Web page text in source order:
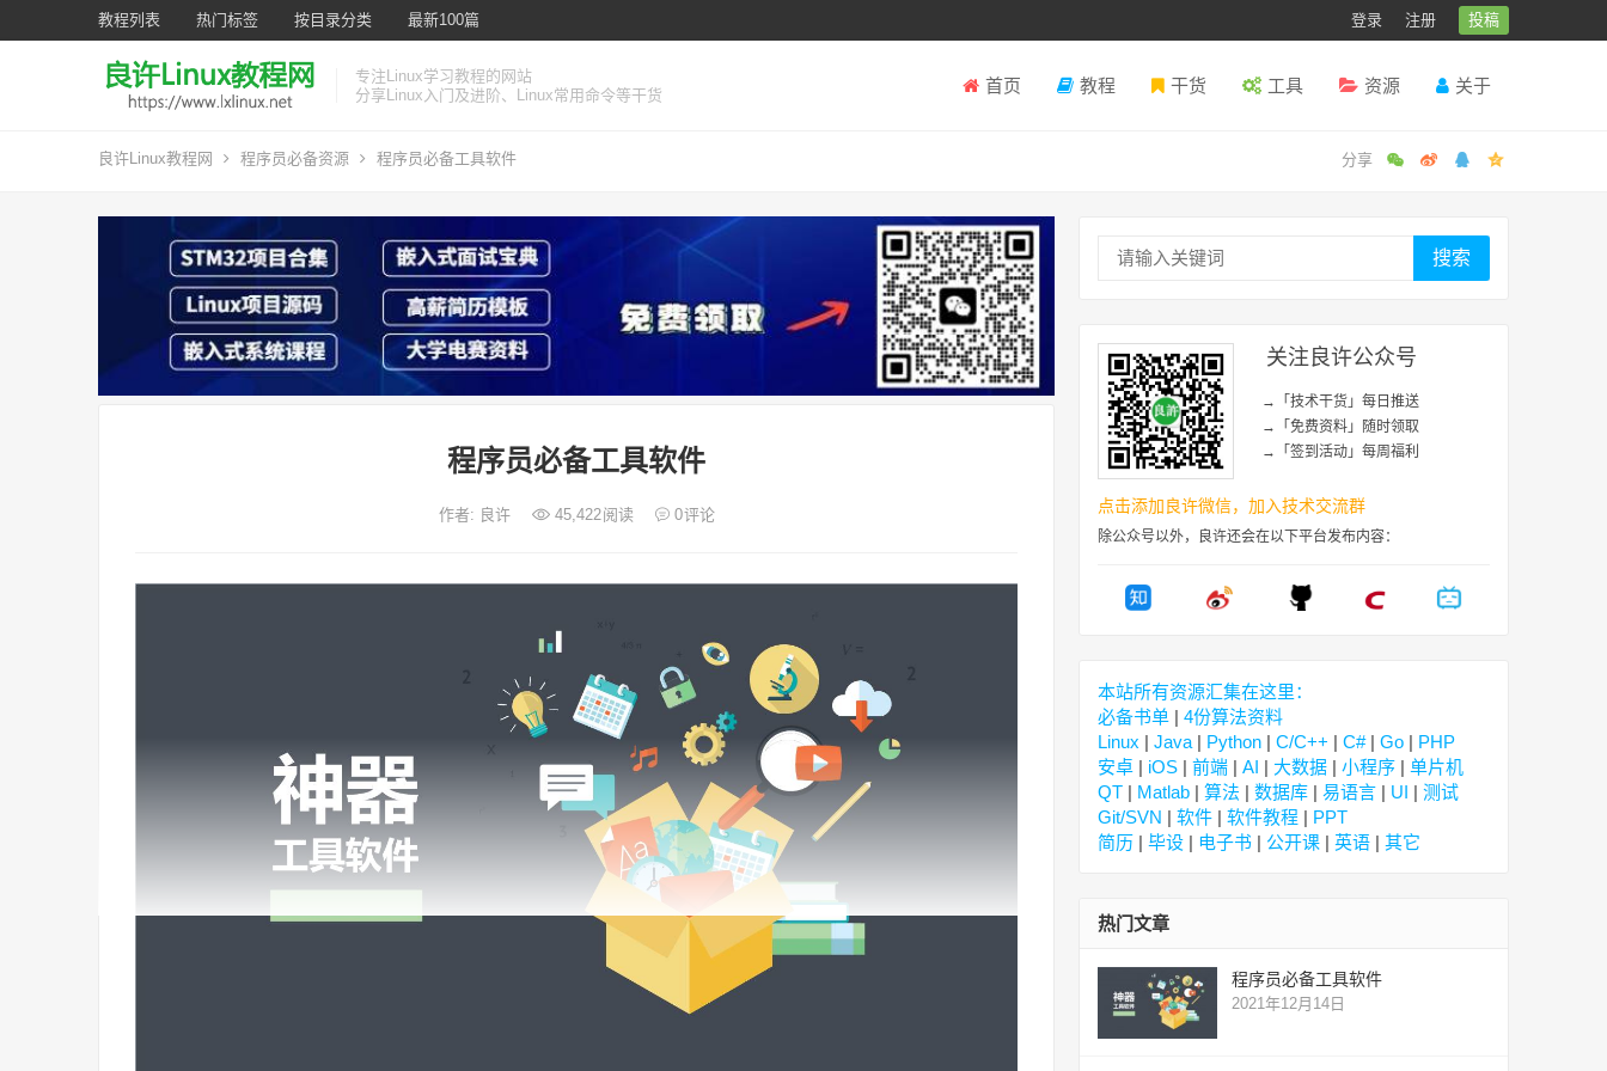
教程列表 热门标签 按目录分类 最新100篇 登录 注册 投稿
专注Linux学习教程的网站
分享Linux入门及进阶、Linux常用命令等干货
首页 教程 干货 工具 资源 关于
良许Linux教程网 程序员必备资源 程序员必备工具软件
程序员必备工具软件
作者: 良许 45,422阅读 0评论
搜索
关注良许公众号
→「技术干货」每日推送
→「免费资料」随时领取
→「签到活动」每周福利
点击添加良许微信，加入技术交流群
除公众号以外，良许还会在以下平台发布内容：
本站所有资源汇集在这里：
必备书单 | 4份算法资料
Linux | Java | Python | C/C++ | C#| Go | PHP
安卓 | iOS | 前端 | AI | 大数据 | 小程序 | 单片机
QT | Matlab | 算法 | 数据库 | 易语言 | UI | 测试
Git/SVN | 软件 | 软件教程 | PPT
简历 | 毕设 | 电子书 | 公开课 | 英语 | 其它
热门文章
程序员必备工具软件
2021年12月14日